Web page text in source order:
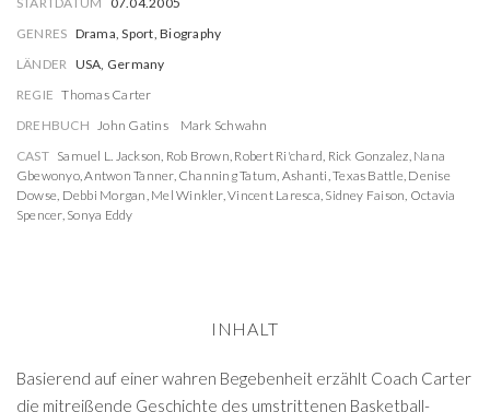
GENRES Drama, Sport, Biography
LÄNDER USA, Germany
REGIE Thomas Carter
DREHBUCH
John Gatins
Mark Schwahn
CAST Samuel L. Jackson Rob Brown Robert Ri'chard Rick Gonzalez Nana
Gbewonyo,Antwon Tanner, Channing Tatum Ashanti ,Texas Battle, Denise
Dowse Debbi Morgan Mel Winkler,Vincent Laresca Sidney Faison Octavia
Spencer, Sonya Eddy
INHALT
Basierend auf einer wahren Begebenheit erzählt Coach Carter
die mitreißende Geschichte des umstrittenen Basketball-